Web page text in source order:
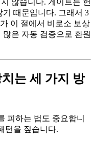
때문입니다. 그래서 3
이 절에서 비로소 보상
은 자동 검증으로 환원
는 세 가지 방
피하는 법도 중요합니
턴을 짚습니다.